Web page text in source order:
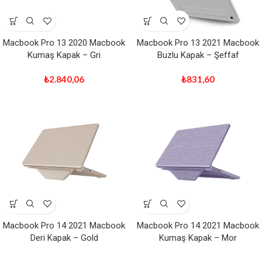
Macbook Pro 13 2020 Macbook
Kumaş Kapak – Gri
₺2.840,06
Macbook Pro 13 2021 Macbook
Buzlu Kapak – Şeffaf
₺831,60
Macbook Pro 14 2021 Macbook
Deri Kapak – Gold
Macbook Pro 14 2021 Macbook
Kumaş Kapak – Mor